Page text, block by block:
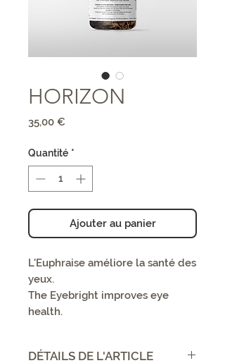
HORIZON
35,00 €
Quantité *
Ajouter au panier
L'Euphraise améliore la santé des
yeux.
The Eyebright improves eye
health.
DÉTAILS DE L'ARTICLE